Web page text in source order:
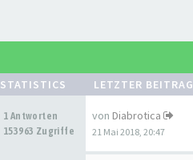
STATISTICS LETZTER BEITRAG
1 Antworten
153963 Zugriffe
von Diabrotica
21 Mai 2018, 20:47